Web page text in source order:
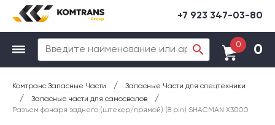
+7 923 347-03-80
0 0
Комтранс Запасные Части / Запасные Части для спецтехники
/ Запасные части для самосвалов /
Разъем фонаря заднего (штекер/прямой) (8 pin) SHACMAN X3000